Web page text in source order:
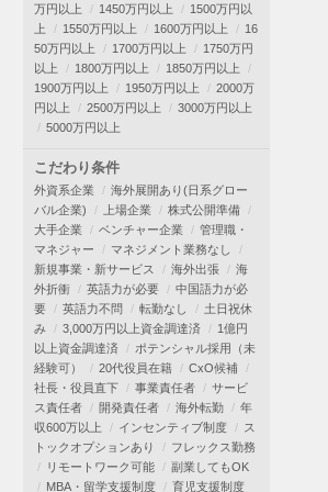
万円以上 1450万円以上
1500万円以
上
1550万円以上 1600万円以上
16
50万円以上
1700万円以上
1750万円
以上
1800万円以上
1850万円以上
1900万円以上
1950万円以上
2000万
円以上
2500万円以上
3000万円以上
5000万円以上
こだわり条件
外資系企業
海外展開あり(日系グロー
バル企業)
上場企業
株式公開準備
大手企業
ベンチャー企業
管理職・
マネジャー
マネジメント業務なし
新規事業・新サービス
海外出張
海
外折衝
英語力が必要
中国語力が必
要
英語力不問 転勤なし
土日祝休
み
3,000万円以上資金調達済
1億円
以上資金調達済
ポテンシャル採用（未
経験可）
20代役員在籍
CxO候補
社長・役員直下
事業責任者
サービ
ス責任者
開発責任者 海外転勤
年
収600万以上
インセンティブ制度
ス
トックオプションあり
フレックス勤務
リモートワーク可能
副業してもOK
MBA・留学支援制度
育児支援制度